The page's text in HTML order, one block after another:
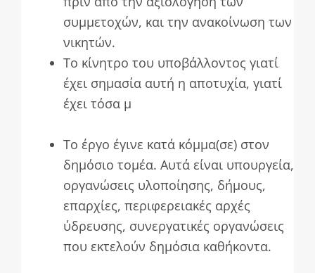
συμμετοχών, και την ανακοίνωση των
νικητών.
Το κίνητρο του υποβάλλοντος γιατί
έχει σημασία αυτή η αποτυχία, γιατί
έχει τόσα μ
Το έργο έγινε κατά κόμμα(σε) στον
δημόσιο τομέα. Αυτά είναι υπουργεία,
οργανώσεις υλοποίησης, δήμους,
επαρχίες, περιφερειακές αρχές
ύδρευσης, συνεργατικές οργανώσεις
που εκτελούν δημόσια καθήκοντα.